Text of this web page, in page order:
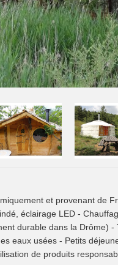
et provenant de
éclairage LED -
durable dans la Drôme) -
eaux usées - Petits
de produits